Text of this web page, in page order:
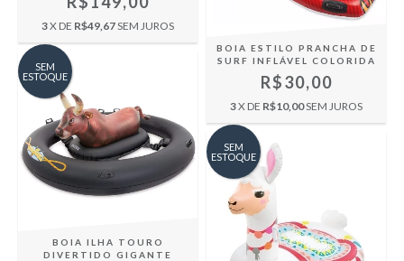
3X DE R$49,67SEM JUROS
BOIA ESTILO PRANCHA DE
SURF INFLÁVEL COLORIDA
R$30,00
3X DE R$10,00SEM JUROS
SEM
ESTOQUE
BOIA ILHA TOURO
DIVERTIDO GIGANTE
SEM
ESTOQUE